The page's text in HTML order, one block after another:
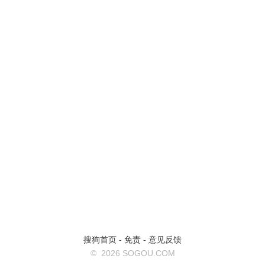
搜狗首页 - 免责 - 意见反馈
© 2026 SOGOU.COM